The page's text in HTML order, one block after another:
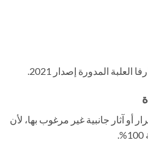
المدورة إصدار 2021.
أو آثار جانبية غير مرغوب بها، لأن